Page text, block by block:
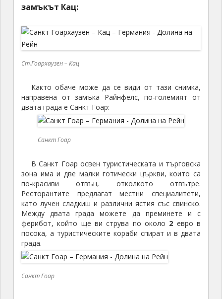
замъкът Кац:
Ст.Гоархаузен – Кац
Както обаче може да се види от тази снимка,
направена от замъка Райнфелс, по-големият от
двата града е Санкт Гоар:
Санкт Гоар
В Санкт Гоар освен туристическата и търговска
зона има и две малки готически църкви, които са
по-красиви отвън, отколкото отвътре.
Ресторантите предлагат местни специалитети,
като лучен сладкиш и различни ястия със свинско.
Между двата града можете да преминете и с
ферибот, който ще ви струва по около 2 евро в
посока, а туристическите кораби спират и в двата
града.
Санкт Гоар